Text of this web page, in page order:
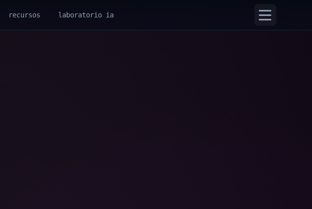
recursos laboratorio ia